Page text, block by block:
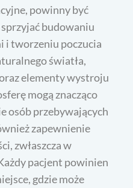
powinny być
budowaniu
i tworzeniu poczucia
światła,
elementy wystroju
mogą znacząco
osób przebywających
zapewnienie
zwłaszcza w
pacjent powinien
gdzie może